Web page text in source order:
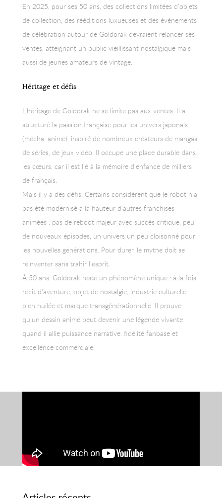
En 2025, pour ses 50 ans, des collections limitées d’objets
de collection, des rééditions luxueuses et des événements
de célébration autour de Goldorak devraient relancer ses
ventes, atteignant un public vieillissant nostalgique mais
aussi de jeunes amateurs de vintage.
Héritage et défis
L’héritage de Goldorak ne se limite pas aux ventes. Il a
structuré la passion française pour les univers japonais
(mécha, anime), inspiré de nombreux créateurs de mangas,
de séries, de jeux vidéo. Il occupe une place durable dans
les cœurs, car il est lié à la mémoire d’enfance de milliers
de français.
Mais il y a des défis. Certains considèrent que le robot n’a
pas été modernisé à la hauteur d’autres franchises
animées : pas de reboot majeur avec succès critique, peu
de nouveaux épisodes, un univers un peu cloisonné pour
les nouvelles générations. Pour durer, le mythe doit se
réinventer sans trahir l’esprit.
À 50 ans, Goldorak reste un phénomène unique : à la fois
récit d’aventure, objet de nostalgie, industrie culturelle
bien huilée et marque transgénérationnelle. Il prouve
qu’un dessin animé peut devenir une légende vivante
quand il allie puissance narrative, fidélité fanbase et
excellence commerciale.